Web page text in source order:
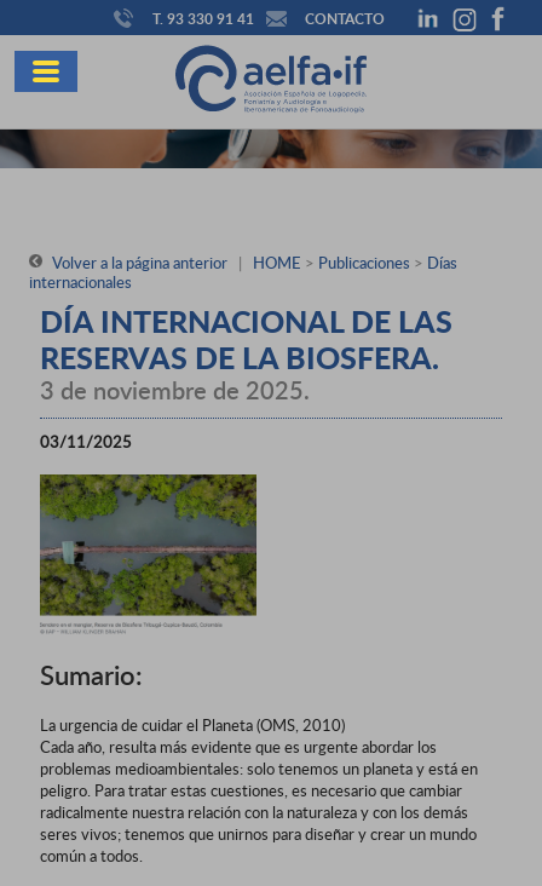
T. 93 330 91 41 CONTACTO
Volver a la página anterior | HOME > Publicaciones > Días
internacionales
DÍA INTERNACIONAL DE LAS
RESERVAS DE LA BIOSFERA.
3 de noviembre de 2025.
03/11/2025
Sumario:
La urgencia de cuidar el Planeta (OMS, 2010)
Cada año, resulta más evidente que es urgente abordar los
problemas medioambientales: solo tenemos un planeta y está en
peligro. Para tratar estas cuestiones, es necesario que cambiar
radicalmente nuestra relación con la naturaleza y con los demás
seres vivos; tenemos que unirnos para diseñar y crear un mundo
común a todos.